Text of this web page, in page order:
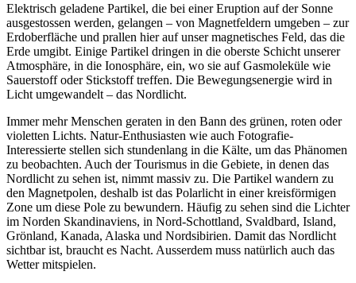
Elektrisch geladene Partikel, die bei einer Eruption auf der Sonne
ausgestossen werden, gelangen – von Magnetfeldern umgeben – zur
Erdoberfläche und prallen hier auf unser magnetisches Feld, das die
Erde umgibt. Einige Partikel dringen in die oberste Schicht unserer
Atmosphäre, in die Ionosphäre, ein, wo sie auf Gasmoleküle wie
Sauerstoff oder Stickstoff treffen. Die Bewegungsenergie wird in
Licht umgewandelt – das Nordlicht.
Immer mehr Menschen geraten in den Bann des grünen, roten oder
violetten Lichts. Natur-Enthusiasten wie auch Fotografie-
Interessierte stellen sich stundenlang in die Kälte, um das Phänomen
zu beobachten. Auch der Tourismus in die Gebiete, in denen das
Nordlicht zu sehen ist, nimmt massiv zu. Die Partikel wandern zu
den Magnetpolen, deshalb ist das Polarlicht in einer kreisförmigen
Zone um diese Pole zu bewundern. Häufig zu sehen sind die Lichter
im Norden Skandinaviens, in Nord-Schottland, Svaldbard, Island,
Grönland, Kanada, Alaska und Nordsibirien. Damit das Nordlicht
sichtbar ist, braucht es Nacht. Ausserdem muss natürlich auch das
Wetter mitspielen.